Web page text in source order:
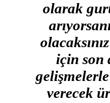
olarak
için son
verecek